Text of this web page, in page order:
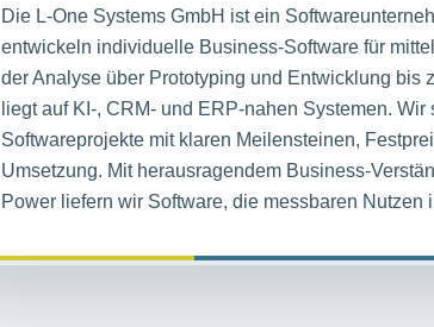
Die L-One Systems GmbH ist ein
entwickeln individuelle Business-Software für
der Analyse über Prototyping und Entwicklung bis
liegt auf KI-, CRM- und ERP-nahen Systemen.
Softwareprojekte mit klaren Meilensteinen,
Umsetzung. Mit herausragendem Business-
Power liefern wir Software, die messbaren Nutzen
Mit dem Abspielen